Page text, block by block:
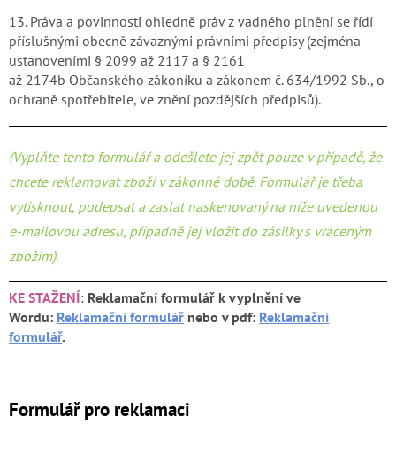
13. Práva a povinnosti ohledně práv z vadného plnění se řídí
příslušnými obecně závaznými právními předpisy (zejména
ustanoveními § 2099 až 2117 a § 2161
až 2174b Občanského zákoníku a zákonem č. 634/1992 Sb., o
ochraně spotřebitele, ve znění pozdějších předpisů).
(Vyplňte tento formulář a odešlete jej zpět pouze v případě, že
chcete reklamovat zboží v zákonné době. Formulář je třeba
vytisknout, podepsat a zaslat naskenovaný na níže uvedenou
e-mailovou adresu, případně jej vložit do zásilky s vráceným
zbožím).
KE STAŽENÍ: Reklamační formulář k vyplnění ve
Wordu: Reklamační formulář nebo v pdf: Reklamační
formulář.
Formulář pro reklamaci